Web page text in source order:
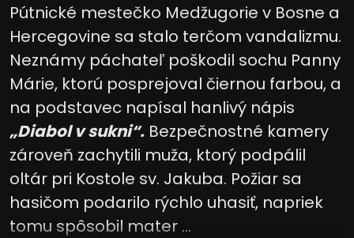
Pútnické mestečko Medžugorie v Bosne a
Hercegovine sa stalo terčom vandalizmu.
Neznámy páchateľ poškodil sochu Panny
Márie, ktorú posprejoval čiernou farbou, a
na podstavec napísal hanlivý nápis
„Diabol v sukni“. Bezpečnostné kamery
zároveň zachytili muža, ktorý podpálil
oltár pri Kostole sv. Jakuba. Požiar sa
hasičom podarilo rýchlo uhasiť, napriek
tomu spôsobil mater ...